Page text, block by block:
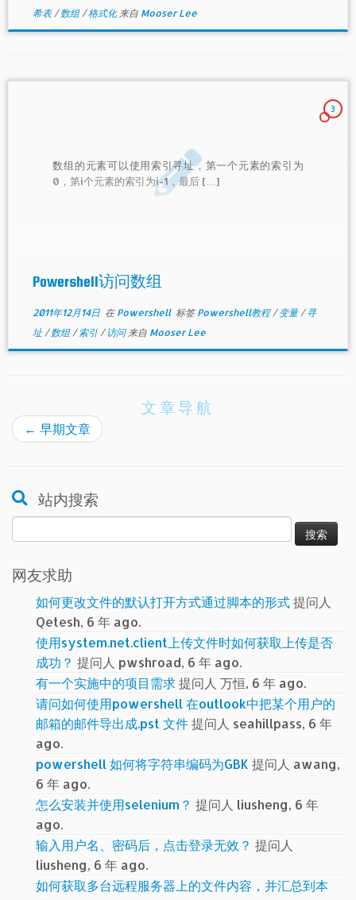
希表/数组/格式化 来自 Mooser Lee
3
数组的元素可以使用索引寻址，第一个元素的索引为
0，第i个元素的索引为i-1，最后 […]
Powershell访问数组
2011年12月14日在 Powershell 标签Powershell教程/变量/寻
址/数组/ 索引 /访问 来自 Mooser Lee
文章导航
← 早期文章
站内搜索
索：
网友求助
如何更改文件的默认打开方式通过脚本的形式提问人
Qetesh, 6 年 ago.
使用system.net.client上传文件时如何获取上传是否
成功？ 提问人 pwshroad, 6 年 ago.
有一个实施中的项目需求提问人 万恒, 6 年 ago.
请问如何使用powershell 在outlook中把某个用户的
邮箱的邮件导出成.pst 文件提问人 seahillpass, 6 年
ago.
powershell 如何将字符串编码为GBK 提问人 awang,
6 年 ago.
怎么安装并使用selenium？ 提问人 liusheng, 6 年
ago.
输入用户名、密码后，点击登录无效？ 提问人
liusheng, 6 年 ago.
如何获取多台远程服务器上的文件内容，并汇总到本